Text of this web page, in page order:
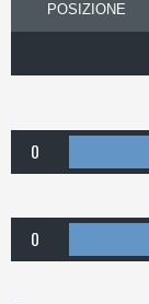
POSIZIONE
0
0